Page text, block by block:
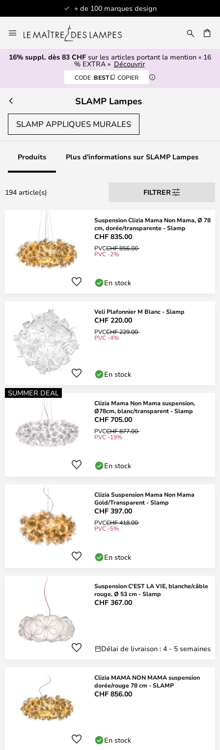
+ de 100 marques design
au
contenu
16% suppl. dès 83 CHF sur les articles portant la mention « 16
% EXTRA » Découvrir
CODE :BEST COPIER
SLAMP Lampes
SLAMP APPLIQUES MURALES
Produits Plus d'informations sur SLAMP Lampes
194 article(s) FILTRER
Suspension Clizia Mama Non Mama, Ø 78
cm, dorée/transparente - Slamp
CHF 835.00
PVCCHF 856.00
PVC -2%
En stock
Veli Plafonnier M Blanc - Slamp
CHF 220.00
PVCCHF 229.00
PVC -4%
En stock
SUMMER DEAL
Clizia Mama Non Mama suspension,
Ø78cm, blanc/transparent - Slamp
CHF 705.00
PVCCHF 877.00
PVC -19%
En stock
Clizia Suspension Mama Non Mama
Gold/Transparent - Slamp
CHF 397.00
PVCCHF 418.00
PVC -5%
En stock
Suspension C'EST LA VIE, blanche/câble
rouge, Ø 53 cm - Slamp
CHF 367.00
Délai de livraison : 4 - 5 semaines
Clizia MAMA NON MAMA suspension
dorée/rouge 78 cm - SLAMP
CHF 856.00
En stock